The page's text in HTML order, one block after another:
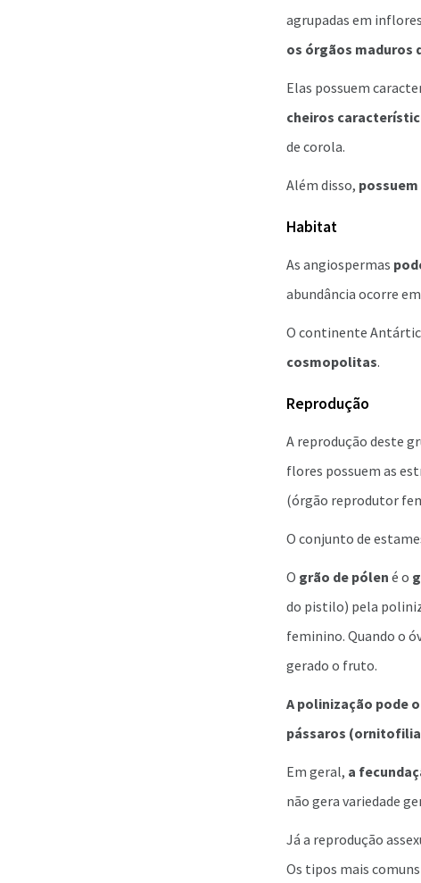
agrupadas em
os órgãos maduros
Elas possuem
cheiros
de corola.
Além disso,
Habitat
As angiospermas
abundância ocorre em
O continente
cosmopolitas.
Reprodução
A reprodução deste
flores possuem as
(órgão reprodutor
O conjunto de
O grão de pólen é o
do pistilo) pela
feminino. Quando o
gerado o fruto.
A polinização pode
pássaros
Em geral, a
não gera variedade
Já a reprodução
Os tipos mais